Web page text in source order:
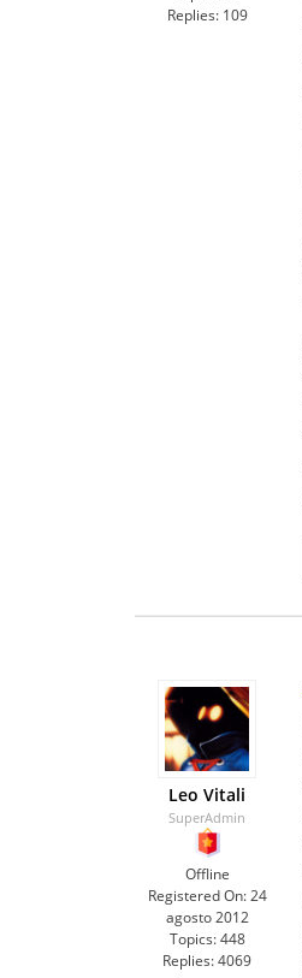
Replies: 109
Leo Vitali
SuperAdmin
Offline
Registered On: 24
agosto 2012
Topics: 448
Replies:4069